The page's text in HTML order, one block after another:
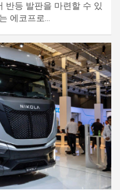
반등 발판을 마련할 수 있
에코프로…